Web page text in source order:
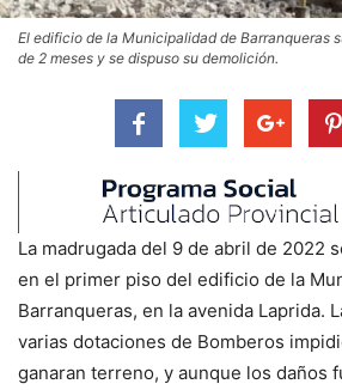
El edificio de la Municipalidad de Barranqueras
de 2 meses y se dispuso su demolición.
La madrugada del 9 de abril de 2022
en el primer piso del edificio de la
Barranqueras, en la avenida Laprida.
varias dotaciones de Bomberos
ganaran terreno, y aunque los daños